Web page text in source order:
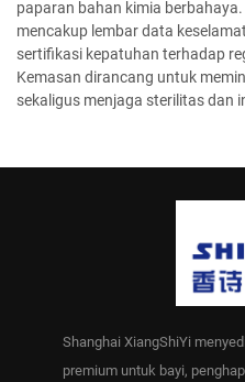
paparan bahan kimia
mencakup lembar data
sertifikasi kepatuhan terhadap
Kemasan dirancang untuk
sekaligus menjaga sterilitas dan
Shanghai XiangShiYi
premium untuk bayi,